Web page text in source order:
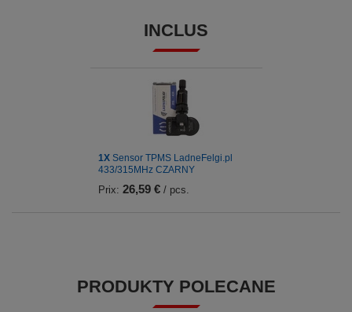
INCLUS
1X Sensor TPMS LadneFelgi.pl
433/315MHz CZARNY
Prix: 26,59 €/ pcs.
PRODUKTY POLECANE